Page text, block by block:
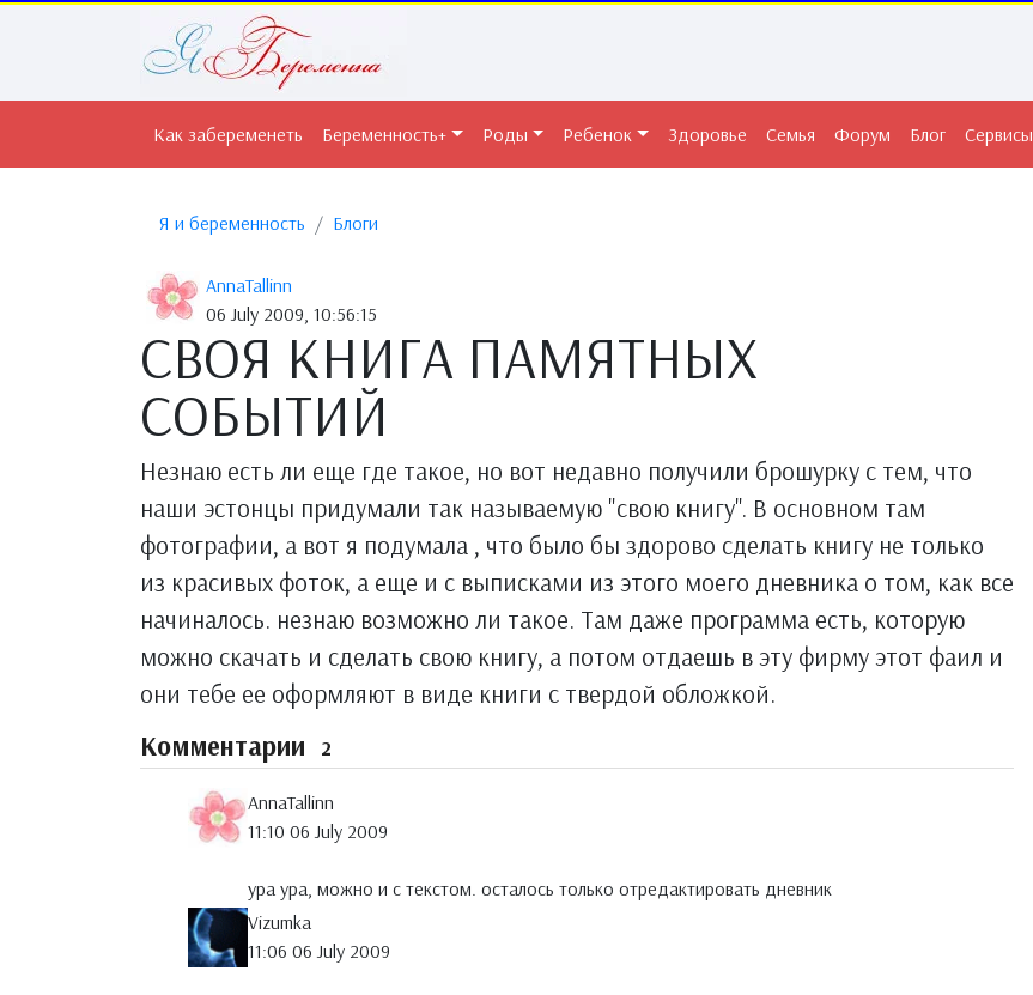
Как забеременеть Беременность+ Роды Ребенок Здоровье Семья Форум Блог Сервисы
Я и беременность Блоги
AnnaTallinn
06 July 2009, 10:56:15
СВОЯ КНИГА ПАМЯТНЫХ
СОБЫТИЙ
Незнаю есть ли еще где такое, но вот недавно получили брошурку с тем, что
наши эстонцы придумали так называемую "свою книгу". В основном там
фотографии, а вот я подумала , что было бы здорово сделать книгу не только
из красивых фоток, а еще и с выписками из этого моего дневника о том, как все
начиналось. незнаю возможно ли такое. Там даже программа есть, которую
можно скачать и сделать свою книгу, а потом отдаешь в эту фирму этот фаил и
они тебе ее оформляют в виде книги с твердой обложкой.
Комментарии 2
AnnaTallinn
11:10 06 July 2009
ура ура, можно и с текстом. осталось только отредактировать дневник
Vizumka
11:06 06 July 2009